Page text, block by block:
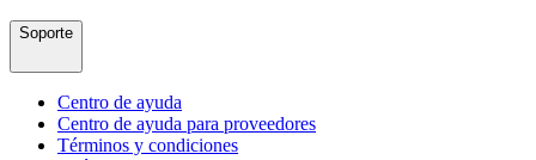
Soporte
Centro de ayuda
Centro de ayuda para proveedores
Términos y condiciones